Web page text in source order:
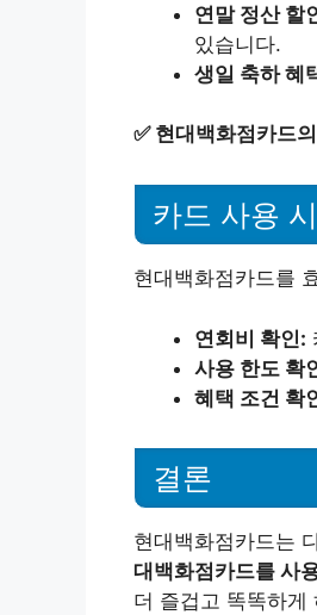
연말 정산 할
있습니다.
생일 축하 혜
✅ 현대백화점카드
카드 사용
현대백화점카드를
연회비 확인:
사용 한도 확
혜택 조건 확
결론
현대백화점카드는
대백화점카드를 사
더 즐겁고 똑똑하게